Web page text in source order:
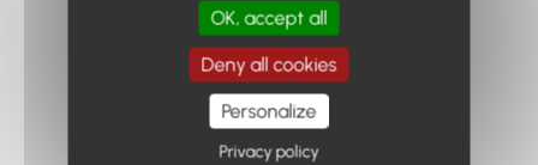
Retour à l'accueil
OK, accept all
Deny all cookies
Personalize
Privacy policy